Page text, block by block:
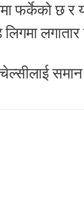
फर्केको छ